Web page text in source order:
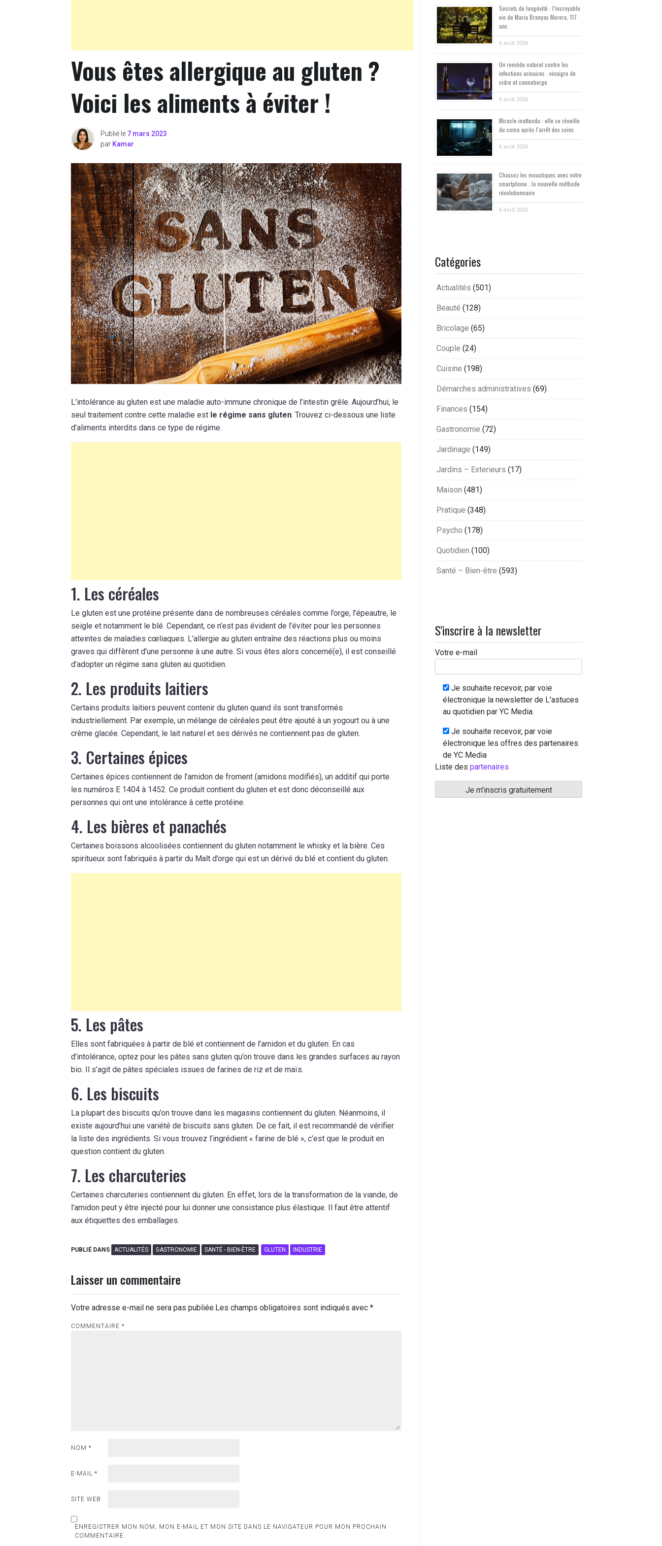
Vous êtes allergique au gluten ?
Voici les aliments à éviter !
Publié le 7 mars 2023
par Kamar
L’intolérance au gluten est une maladie auto-immune chronique de l’intestin grêle. Aujourd’hui, le
seul traitement contre cette maladie est le régime sans gluten. Trouvez ci-dessous une liste
d’aliments interdits dans ce type de régime.
1. Les céréales
Le gluten est une protéine présente dans de nombreuses céréales comme l’orge, l’épeautre, le
seigle et notamment le blé. Cependant, ce n’est pas évident de l’éviter pour les personnes
atteintes de maladies cœliaques. L’allergie au gluten entraîne des réactions plus ou moins
graves qui diffèrent d’une personne à une autre. Si vous êtes alors concerné(e), il est conseillé
d’adopter un régime sans gluten au quotidien.
2. Les produits laitiers
Certains produits laitiers peuvent contenir du gluten quand ils sont transformés
industriellement. Par exemple, un mélange de céréales peut être ajouté à un yogourt ou à une
crème glacée. Cependant, le lait naturel et ses dérivés ne contiennent pas de gluten.
3. Certaines épices
Certaines épices contiennent de l’amidon de froment (amidons modifiés), un additif qui porte
les numéros E 1404 à 1452. Ce produit contient du gluten et est donc déconseillé aux
personnes qui ont une intolérance à cette protéine.
4. Les bières et panachés
Certaines boissons alcoolisées contiennent du gluten notamment le whisky et la bière. Ces
spiritueux sont fabriqués à partir du Malt d’orge qui est un dérivé du blé et contient du gluten.
5. Les pâtes
Elles sont fabriquées à partir de blé et contiennent de l’amidon et du gluten. En cas
d’intolérance, optez pour les pâtes sans gluten qu’on trouve dans les grandes surfaces au rayon
bio. Il s’agit de pâtes spéciales issues de farines de riz et de maïs.
6. Les biscuits
La plupart des biscuits qu’on trouve dans les magasins contiennent du gluten. Néanmoins, il
existe aujourd’hui une variété de biscuits sans gluten. De ce fait, il est recommandé de vérifier
la liste des ingrédients. Si vous trouvez l’ingrédient « farine de blé », c’est que le produit en
question contient du gluten.
7. Les charcuteries
Certaines charcuteries contiennent du gluten. En effet, lors de la transformation de la viande, de
l’amidon peut y être injecté pour lui donner une consistance plus élastique. Il faut être attentif
aux étiquettes des emballages.
PUBLIÉ DANS ACTUALITÉS GASTRONOMIE SANTÉ - BIEN-ÊTRE GLUTEN INDUSTRIE
Laisser un commentaire
Votre adresse e-mail ne sera pas publiée.Les champs obligatoires sont indiqués avec *
COMMENTAIRE *
NOM *
E-MAIL *
SITE WEB
ENREGISTRER MON NOM, MON E-MAIL ET MON SITE DANS LE NAVIGATEUR POUR MON PROCHAIN
COMMENTAIRE.
Secrets de longévité : l’incroyable
vie de Maria Branyas Morera, 117
ans
6 août 2026
Un remède naturel contre les
infections urinaires : vinaigre de
cidre et canneberge
6 août 2026
Miracle inattendu : elle se réveille
du coma après l’arrêt des soins
6 août 2026
Chassez les moustiques avec votre
smartphone : la nouvelle méthode
révolutionnaire
6 août 2026
Catégories
Actualités (501)
Beauté (128)
Bricolage (65)
Couple (24)
Cuisine (198)
Démarches administratives (69)
Finances (154)
Gastronomie (72)
Jardinage (149)
Jardins – Exterieurs (17)
Maison (481)
Pratique (348)
Psycho (178)
Quotidien (100)
Santé – Bien-être (593)
S'inscrire à la newsletter
Votre e-mail
Je souhaite recevoir, par voie
électronique la newsletter de L'astuces
au quotidien par YC Media.
Je souhaite recevoir, par voie
électronique les offres des partenaires
de YC Media
Liste des partenaires